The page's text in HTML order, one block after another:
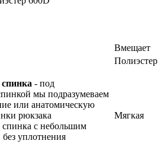
Вмещает
Полиэстер
- под
мы подразумеваем
или анатомическую
рюкзака
спинка с небольшим
уплотнения
Мягкая